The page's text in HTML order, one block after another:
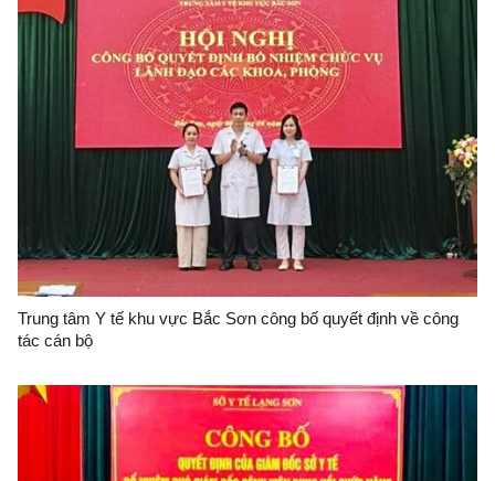
Trung tâm Y tế khu vực Bắc Sơn công bố quyết định về công
tác cán bộ